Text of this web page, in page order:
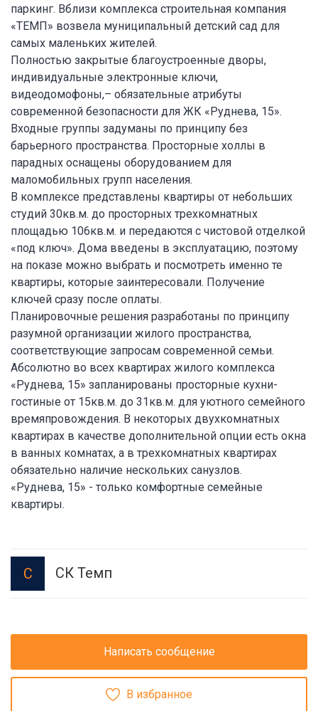
паркинг. Вблизи комплекса строительная компания
«ТЕМП» возвела муниципальный детский сад для
самых маленьких жителей.
Полностью закрытые благоустроенные дворы,
индивидуальные электронные ключи,
видеодомофоны,– обязательные атрибуты
современной безопасности для ЖК «Руднева, 15».
Входные группы задуманы по принципу без
барьерного пространства. Просторные холлы в
парадных оснащены оборудованием для
маломобильных групп населения.
В комплексе представлены квартиры от небольших
студий 30кв.м. до просторных трехкомнатных
площадью 106кв.м. и передаются с чистовой отделкой
«под ключ». Дома введены в эксплуатацию, поэтому
на показе можно выбрать и посмотреть именно те
квартиры, которые заинтересовали. Получение
ключей сразу после оплаты.
Планировочные решения разработаны по принципу
разумной организации жилого пространства,
соответствующие запросам современной семьи.
Абсолютно во всех квартирах жилого комплекса
«Руднева, 15» запланированы просторные кухни-
гостиные от 15кв.м. до 31кв.м. для уютного семейного
времяпровождения. В некоторых двухкомнатных
квартирах в качестве дополнительной опции есть окна
в ванных комнатах, а в трехкомнатных квартирах
обязательно наличие нескольких санузлов.
«Руднева, 15» - только комфортные семейные
квартиры.
С СК Темп
Написать сообщение
В избранное